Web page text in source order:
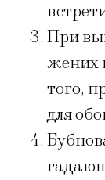
При
жених
того,
для